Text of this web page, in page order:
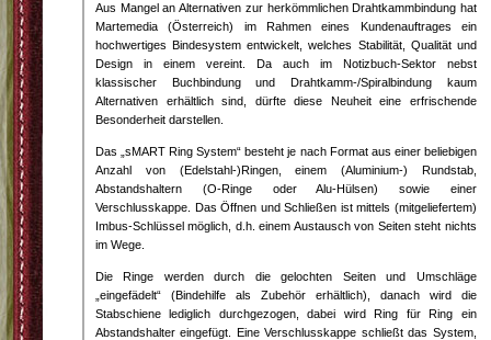
Aus Mangel an Alternativen zur herkömmlichen Drahtkammbindung hat
Martemedia (Österreich) im Rahmen eines Kundenauftrages ein
hochwertiges Bindesystem entwickelt, welches Stabilität, Qualität und
Design in einem vereint. Da auch im Notizbuch-Sektor nebst
klassischer Buchbindung und Drahtkamm-/Spiralbindung kaum
Alternativen erhältlich sind, dürfte diese Neuheit eine erfrischende
Besonderheit darstellen.
Das „sMART Ring System“ besteht je nach Format aus einer beliebigen
Anzahl von (Edelstahl-)Ringen, einem (Aluminium-) Rundstab,
Abstandshaltern (O-Ringe oder Alu-Hülsen) sowie einer
Verschlusskappe. Das Öffnen und Schließen ist mittels (mitgeliefertem)
Imbus-Schlüssel möglich, d.h. einem Austausch von Seiten steht nichts
im Wege.
Die Ringe werden durch die gelochten Seiten und Umschläge
„eingefädelt“ (Bindehilfe als Zubehör erhältlich), danach wird die
Stabschiene lediglich durchgezogen, dabei wird Ring für Ring ein
Abstandshalter eingefügt. Eine Verschlusskappe schließt das System,